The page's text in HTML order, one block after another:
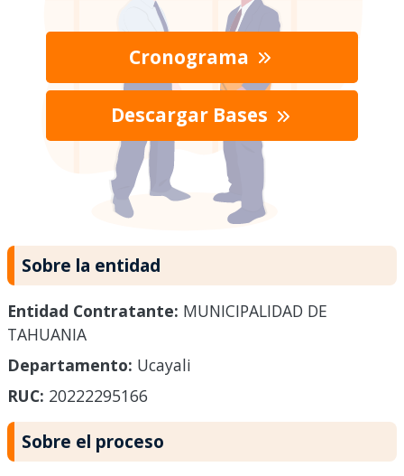
Cronograma
Descargar Bases
Sobre la entidad
Entidad Contratante: MUNICIPALIDAD DE
TAHUANIA
Departamento: Ucayali
RUC: 20222295166
Sobre el proceso